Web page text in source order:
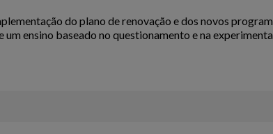
do plano de renovação e dos novos
ensino baseado no questionamento e na